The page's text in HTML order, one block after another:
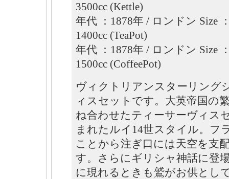
3500cc (Kettle)
年代 ：1878年 / ロンドン Size
1400cc (TeaPot)
年代 ：1878年 / ロンドン Size
1500cc (CoffeePot)
ヴィクトリアンスターリング
ィスセットです。大英帝国の
ね合わせたティーサーヴィス
まれたルイ14世スタイル。フ
ことから注ぎ口には天空を支
す。さらにギリシャ神話に登
に現れるときも鷲がお供とし